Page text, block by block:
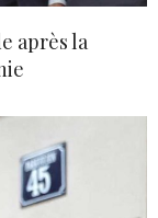
après la